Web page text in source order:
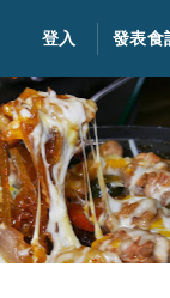
登入 發表食